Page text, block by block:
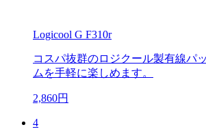
Logicool G F310r
コスパ抜群のロジクール製有線パ
ムを手軽に楽しめます。
2,860円
4